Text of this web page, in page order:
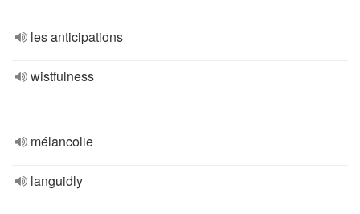
les anticipations
wistfulness
mélancolie
languidly